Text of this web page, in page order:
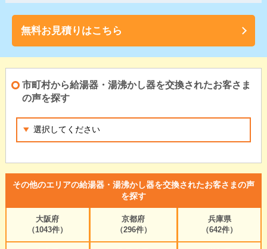
無料お見積りはこちら
市町村から給湯器・湯沸かし器を交換されたお客さま
の声を探す
その他のエリアの給湯器・湯沸かし器を交換されたお客さまの声
を探す
大阪府
（1043件）
京都府
（296件）
兵庫県
（642件）